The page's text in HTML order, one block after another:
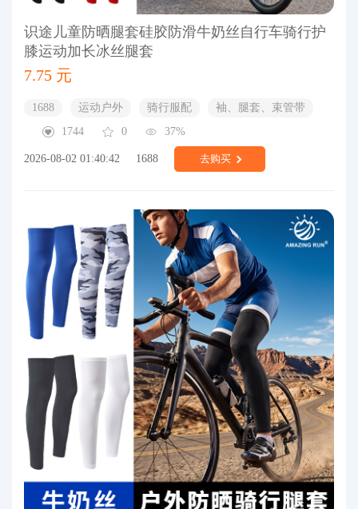
识途儿童防晒腿套硅胶防滑牛奶丝自行车骑行护
膝运动加长冰丝腿套
7.75 元
1688 运动户外 骑行服配
袖、腿套、束管带
1744
0 37%
2026-08-02 01:40:42 1688 去购买